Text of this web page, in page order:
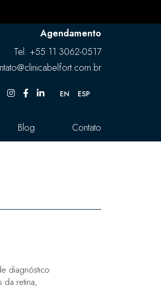
Agendamento
Tel. +55 11 3062-0517
EN ESP
Blog Contato
diagnóstico
da retina,